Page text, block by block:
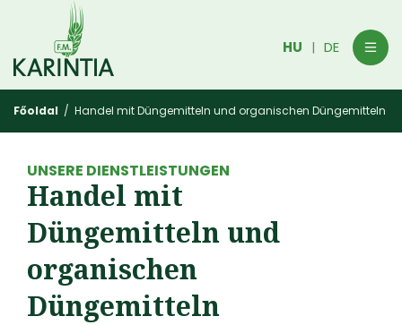
HU | DE
Főoldal / Handel mit Düngemitteln und organischen Düngemitteln
UNSERE DIENSTLEISTUNGEN
Handel mit
Düngemitteln und
organischen
Düngemitteln